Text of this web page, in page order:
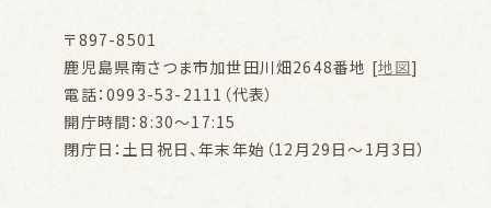
〒897-8501
鹿児島県南さつま市加世田川畑2648番地 [地図]
電話：0993-53-2111（代表）
開庁時間：8:30～17:15
閉庁日：土日祝日、年末年始（12月29日～1月3日）